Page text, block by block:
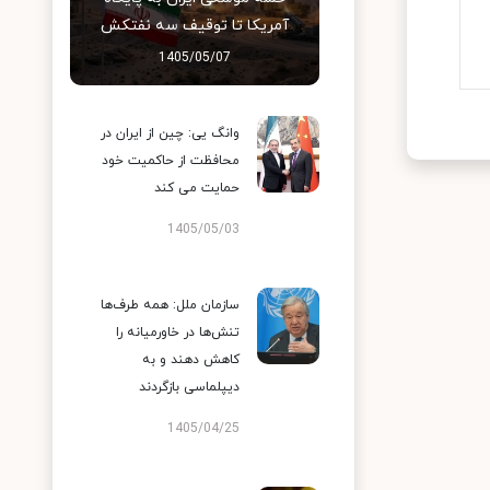
آمریکا تا توقیف سه نفتکش
1405/05/07
وانگ یی: چین از ایران در
محافظت از حاکمیت خود
حمایت می کند
1405/05/03
سازمان ملل: همه طرف‌ها
تنش‌ها در خاورمیانه را
کاهش دهند و به
دیپلماسی بازگردند
1405/04/25